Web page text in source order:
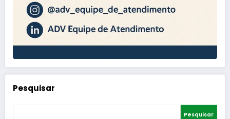
Pesquisar
Pesquisar